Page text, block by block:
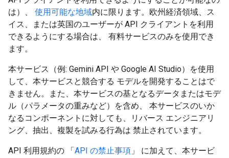
は）、 使用可能な地域内に限ります。欧州経済領域、ス
イス、または英国のユーザーが API クライアントを利用
できるようにする場合は、 有料サービスのみを使用でき
ます。
本サービス（例: Gemini API や Google AI Studio）を使用
して、本サービスと競合する モデルを開発することはで
きません。また、本サービスの基となるデータまたはモデ
ル（パラメータの重みなど）を含め、 本サービスのいか
なるコンポーネントに対しても、リバース エンジニアリ
ング、抽出、複製を試みる行為は 禁止されています。
API 利用規約の 「API の禁止事項 」 に加えて、本サービ